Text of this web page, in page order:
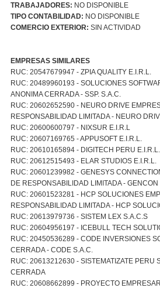
TRABAJADORES: NO DISPONIBLE
TIPO CONTABILIDAD: NO DISPONIBLE
COMERCIO EXTERIOR: SIN ACTIVIDAD
EMPRESAS SIMILARES
RUC: 20547679947 - ZPIA QUALITY E.I.R.L.
RUC: 20489960193 - SOLUCIONES
ANONIMA CERRADA - SSP. S.A.C.
RUC: 20602652590 - NEURO DRIVE
RESPONSABILIDAD LIMITADA - NEURO
RUC: 20600600797 - NIXSUR E.I.R.L
RUC: 20607169765 - APPUSOFT E.I.R.L.
RUC: 20610165894 - DIGITECH PERU E.I.R.L.
RUC: 20612515493 - ELAR STUDIOS E.I.R.L.
RUC: 20601239982 - GENESYS
DE RESPONSABILIDAD LIMITADA - GENCON
RUC: 20601523281 - HCP SOLUCIONES
RESPONSABILIDAD LIMITADA - HCP
RUC: 20613979736 - SISTEM LEX S.A.C.S
RUC: 20604956197 - ICEBULL TECH
RUC: 20450536289 - CODE INVERSIONES
CERRADA - CODE S.A.C.
RUC: 20613212630 - SISTEMATIZATE PERU
CERRADA
RUC: 20608662899 - PROYECTO